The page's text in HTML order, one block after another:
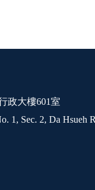
政大樓601室
1, Sec. 2, Da Hsueh